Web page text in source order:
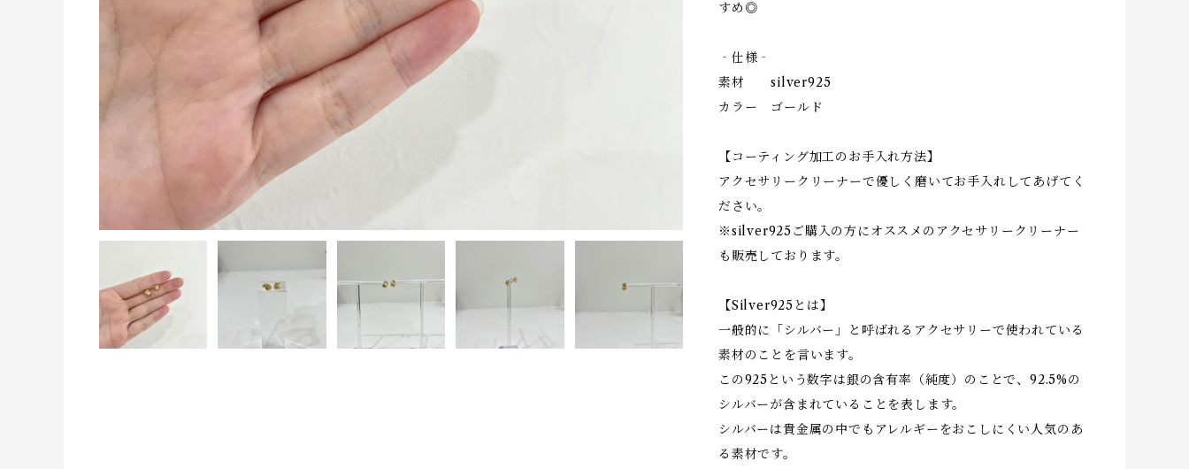
すめ◎
‐仕様‐
素材 silver925
カラー ゴールド
【コーティング加工のお手入れ方法】
アクセサリークリーナーで優しく磨いてお手入れしてあげてく
ださい。
※silver925ご購入の方にオススメのアクセサリークリーナー
も販売しております。
【Silver925とは】
一般的に「シルバー」と呼ばれるアクセサリーで使われている
素材のことを言います。
この925という数字は銀の含有率（純度）のことで、92.5%の
シルバーが含まれていることを表します。
シルバーは貴金属の中でもアレルギーをおこしにくい人気のあ
る素材です。